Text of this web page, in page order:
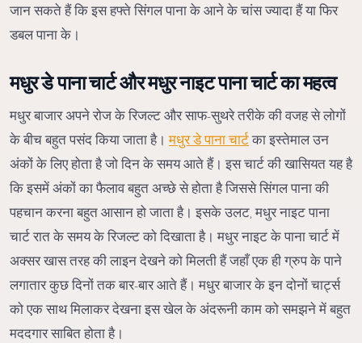
जान सकते हैं कि इस हफ्ते सिंगल पाना के आने के चांस ज्यादा हैं या फिर
डबल पाना के।
मधुर डे पाना चार्ट और मधुर नाइट पाना चार्ट का महत्व
मधुर बाजार अपने रोज के रिजल्ट और साफ-सुथरे तरीके की वजह से लोगों
के बीच बहुत पसंद किया जाता है।मधुर डे पाना चार्टका इस्तेमाल उन
अंकों के लिए होता है जो दिन के समय आते हैं। इस चार्ट की खासियत यह है
कि इसमें अंकों का फैलाव बहुत अच्छे से होता है जिससे सिंगल पाना की
पहचान करना बहुत आसान हो जाता है। इसके उलट, मधुर नाइट पाना
चार्ट रात के समय के रिजल्ट को दिखाता है। मधुर नाइट के पाना चार्ट में
अक्सर खास तरह की लाइन देखने को मिलती हैं जहाँ एक ही ग्रुप के पाने
लगातार कुछ दिनों तक बार-बार आते हैं। मधुर बाजार के इन दोनों चार्ट्स
को एक साथ मिलाकर देखना इस खेल के अंदरूनी काम को समझने में बहुत
मददगार साबित होता है।